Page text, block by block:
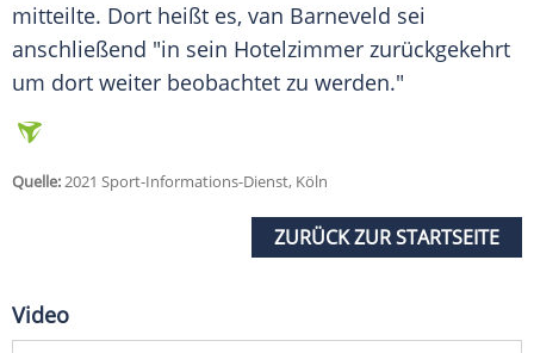
mitteilte. Dort heißt es, van Barneveld sei
anschließend "in sein Hotelzimmer zurückgekehrt
um dort weiter beobachtet zu werden."
Quelle:2021 Sport-Informations-Dienst, Köln
ZURÜCK ZUR STARTSEITE
Video